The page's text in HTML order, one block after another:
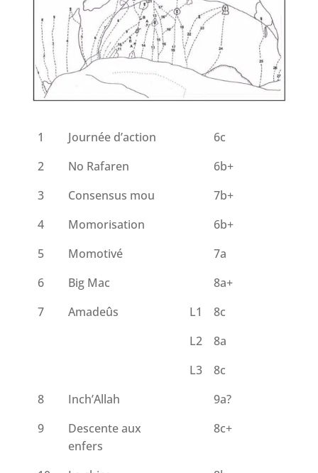
1 Journée d’action
6c
2
No Rafaren
6b+
3
Consensus mou
7b+
4
Momorisation
6b+
5
Momotivé
7a
6
Big Mac
8a+
7
Amadeûs L1
8c
L2
8a
L3
8c
8
Inch’Allah
9a?
9
Descente aux
enfers
8c+